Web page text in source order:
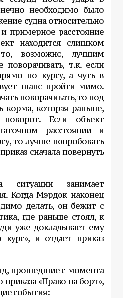
необходимо было
судна относительно
и примерное расстояние
находится слишком
возможно, лучшим
т.к. если
по курсу, а чуть в
шанс пройти мимо.
поворачивать, то под
корма, которая раньше,
Если объект
расстоянии и
то лучше попробовать
сначала повернуть
занимает
Когда Мэрдок наконец
делать, он бежит с
где раньше стоял, к
уже докладывает ему
и отдает приказ
прошедшие с момента
приказа «Право на борт»,
события: